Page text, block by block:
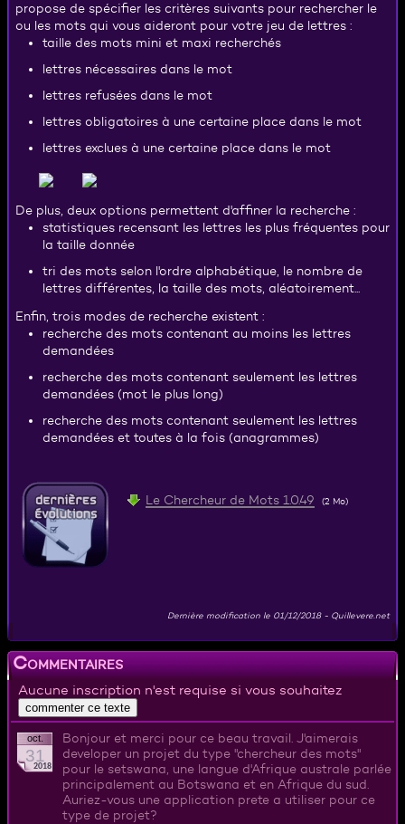
propose de spécifier les critères suivants pour rechercher le
ou les mots qui vous aideront pour votre jeu de lettres :
taille des mots mini et maxi recherchés
lettres nécessaires dans le mot
lettres refusées dans le mot
lettres obligatoires à une certaine place dans le mot
lettres exclues à une certaine place dans le mot
De plus, deux options permettent d'affiner la recherche :
statistiques recensant les lettres les plus fréquentes pour
la taille donnée
tri des mots selon l'ordre alphabétique, le nombre de
lettres différentes, la taille des mots, aléatoirement...
Enfin, trois modes de recherche existent :
recherche des mots contenant au moins les lettres
demandées
recherche des mots contenant seulement les lettres
demandées (mot le plus long)
recherche des mots contenant seulement les lettres
demandées et toutes à la fois (anagrammes)
Le Chercheur de Mots 1.0.49 (2 Mo)
Dernière modification le 01/12/2018- Quillevere.net
Commentaires
Aucune inscription n'est requise si vous souhaitez
oct.
31
2018
Bonjour et merci pour ce beau travail. J'aimerais
developer un projet du type "chercheur des mots"
pour le setswana, une langue d'Afrique australe parlée
principalement au Botswana et en Afrique du sud.
Auriez-vous une application prete a utiliser pour ce
type de projet?